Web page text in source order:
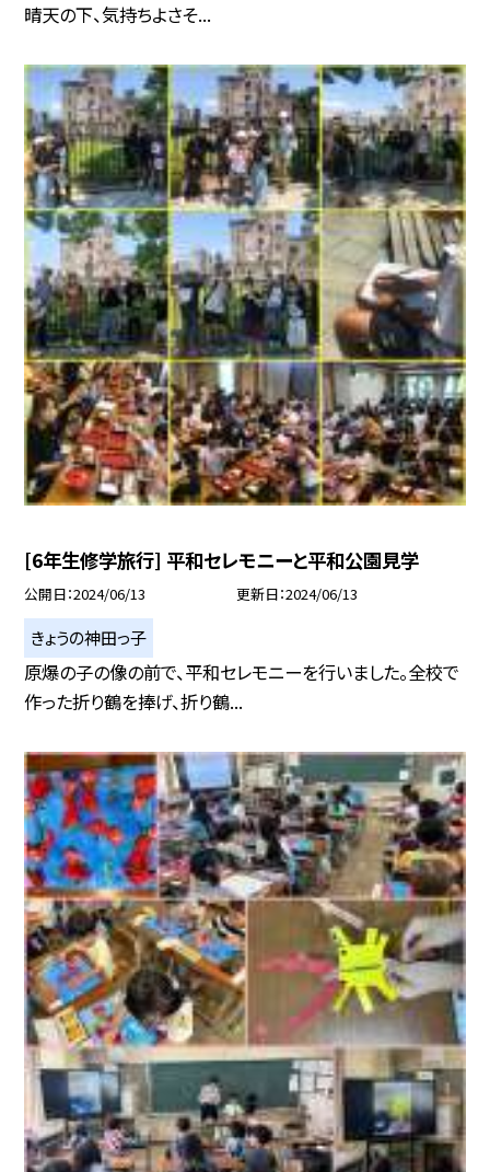
晴天の下、気持ちよさそ...
[6年生修学旅行] 平和セレモニーと平和公園見学
公開日 2024/06/13 更新日 2024/06/13
きょうの神田っ子
原爆の子の像の前で、平和セレモニーを行いました。全校で
作った折り鶴を捧げ、折り鶴...